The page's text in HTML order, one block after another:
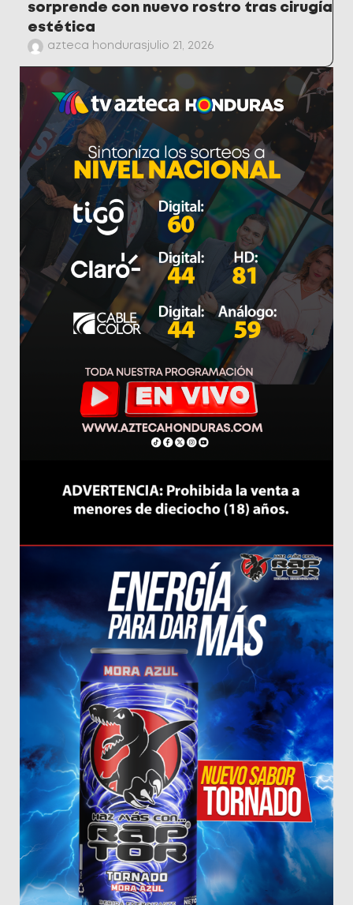
sorprende con nuevo rostro tras cirugía
estética
azteca honduras julio 21, 2026